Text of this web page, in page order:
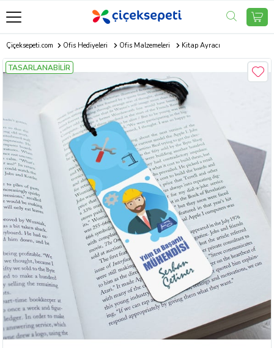
Çiçeksepeti.com Ofis Hediyeleri Ofis Malzemeleri Kitap Ayracı
TASARLANABİLİR